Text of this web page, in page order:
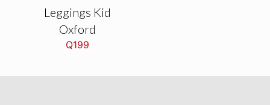
Leggings Kid
Oxford
Q199